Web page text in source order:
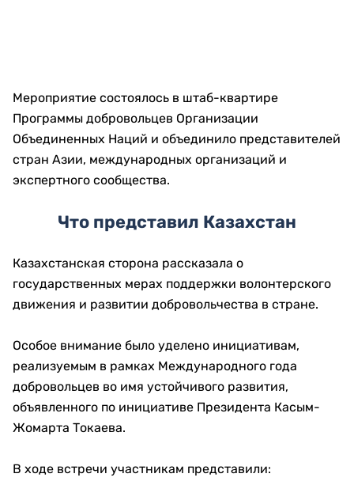
Мероприятие состоялось в штаб-квартире
Программы добровольцев Организации
Объединенных Наций и объединило представителей
стран Азии, международных организаций и
экспертного сообщества.
Что представил Казахстан
Казахстанская сторона рассказала о
государственных мерах поддержки волонтерского
движения и развитии добровольчества в стране.
Особое внимание было уделено инициативам,
реализуемым в рамках Международного года
добровольцев во имя устойчивого развития,
объявленного по инициативе Президента Касым-
Жомарта Токаева.
В ходе встречи участникам представили: